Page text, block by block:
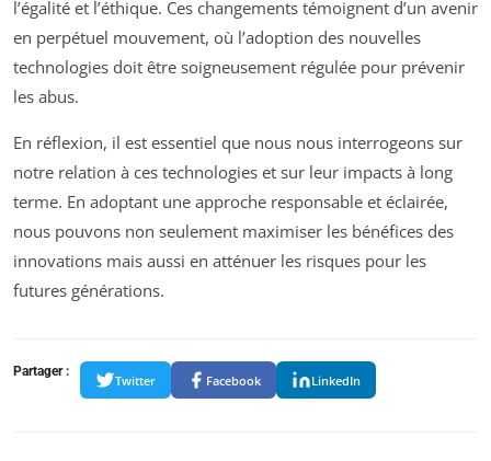
l’égalité et l’éthique. Ces changements témoignent d’un avenir
en perpétuel mouvement, où l’adoption des nouvelles
technologies doit être soigneusement régulée pour prévenir
les abus.
En réflexion, il est essentiel que nous nous interrogeons sur
notre relation à ces technologies et sur leur impacts à long
terme. En adoptant une approche responsable et éclairée,
nous pouvons non seulement maximiser les bénéfices des
innovations mais aussi en atténuer les risques pour les
futures générations.
Partager :
Twitter Facebook LinkedIn